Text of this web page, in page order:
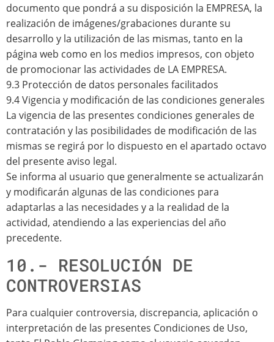
documento que pondrá a su disposición la EMPRESA, la
realización de imágenes/grabaciones durante su
desarrollo y la utilización de las mismas, tanto en la
página web como en los medios impresos, con objeto
de promocionar las actividades de LA EMPRESA.
9.3 Protección de datos personales facilitados
9.4 Vigencia y modificación de las condiciones generales
La vigencia de las presentes condiciones generales de
contratación y las posibilidades de modificación de las
mismas se regirá por lo dispuesto en el apartado octavo
del presente aviso legal.
Se informa al usuario que generalmente se actualizarán
y modificarán algunas de las condiciones para
adaptarlas a las necesidades y a la realidad de la
actividad, atendiendo a las experiencias del año
precedente.
10.- RESOLUCIÓN DE
CONTROVERSIAS
Para cualquier controversia, discrepancia, aplicación o
interpretación de las presentes Condiciones de Uso,